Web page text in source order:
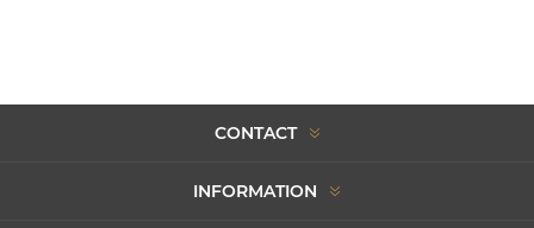
CONTACT
INFORMATION